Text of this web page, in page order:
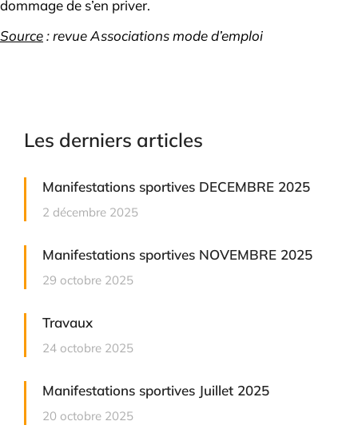
dommage de s’en priver.
Source: revue Associations mode d’emploi
Les derniers articles
Manifestations sportives DECEMBRE 2025
2 décembre 2025
Manifestations sportives NOVEMBRE 2025
29 octobre 2025
Travaux
24 octobre 2025
Manifestations sportives Juillet 2025
20 octobre 2025